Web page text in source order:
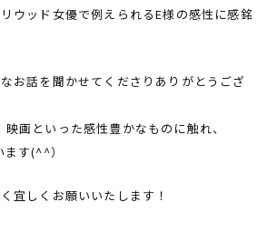
ウッド女優で例えられるE様の感性に感銘
お話を聞かせてくださりありがとうござ
画といった感性豊かなものに触れ、
す(^^）
宜しくお願いいたします！